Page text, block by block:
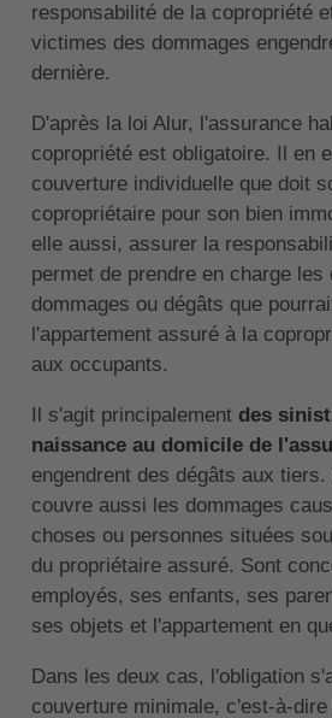
responsabilité de la copropriété
victimes des dommages
dernière.
D'après la loi Alur, l'assurance
copropriété est obligatoire. Il en
couverture individuelle que doit
copropriétaire pour son bien
elle aussi, assurer la
permet de prendre en charge les
dommages ou dégâts que
l'appartement assuré à la
aux occupants.
Il s'agit principalement des
naissance au domicile de
engendrent des dégâts aux
couvre aussi les dommages
choses ou personnes situées
du propriétaire assuré. Sont
employés, ses enfants, ses
ses objets et l'appartement en
Dans les deux cas, l'obligation
couverture minimale, c'est-à-